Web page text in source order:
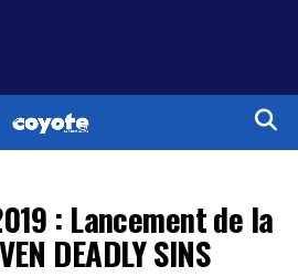
: Lancement de la
DEADLY SINS